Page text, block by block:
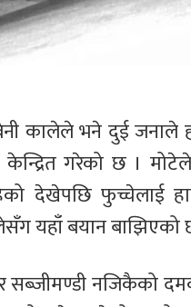
कालेले भने दुई जनाले
गरेको छ ।
देखेपछि फुच्चेलाई
यहाँ बयान बाझिएको
नजिकैको